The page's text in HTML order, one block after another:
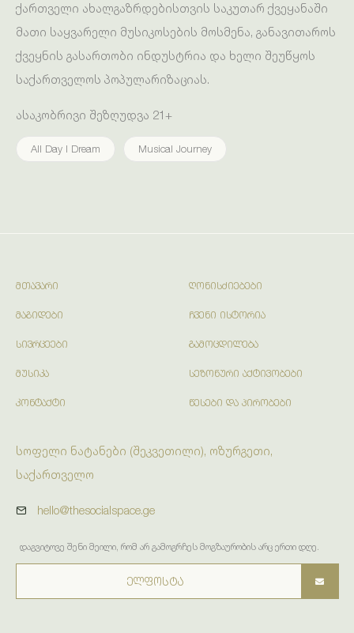
ქართველი ახალგაზრდებისთვის საკუთარ ქვეყანაში
მათი საყვარელი მუსიკოსების მოსმენა, განავითაროს
ქვეყნის გასართობი ინდუსტრია და ხელი შეუწყოს
საქართველოს პოპულარიზაციას.
ასაკობრივი შეზღუდვა 21+
All Day I Dream Musical Journey
ᲛᲗᲐᲕᲐᲠᲘ ᲦᲝᲜᲘᲡᲫᲘᲔᲑᲔᲑᲘ
ᲛᲐᲒᲘᲓᲔᲑᲘ ᲩᲕᲔᲜᲘ ᲘᲡᲢᲝᲠᲘᲐ
ᲡᲘᲕᲠᲪᲔᲔᲑᲘ ᲒᲐᲛᲝᲪᲓᲘᲚᲔᲑᲐ
ᲛᲣᲡᲘᲙᲐ ᲡᲔᲖᲝᲜᲣᲠᲘ ᲐᲥᲢᲘᲕᲝᲑᲔᲑᲘ
ᲙᲝᲜᲢᲐᲥᲢᲘ ᲬᲔᲡᲔᲑᲘ ᲓᲐ ᲞᲘᲠᲝᲑᲔᲑᲘ
სოფელი ნატანები (შეკვეთილი), ოზურგეთი,
საქართველო
hello@thesocialspace.ge
დაგვიტოვე შენი მეილი, რომ არ გამოგრჩეს მოგზაურობის არც ერთი დღე.